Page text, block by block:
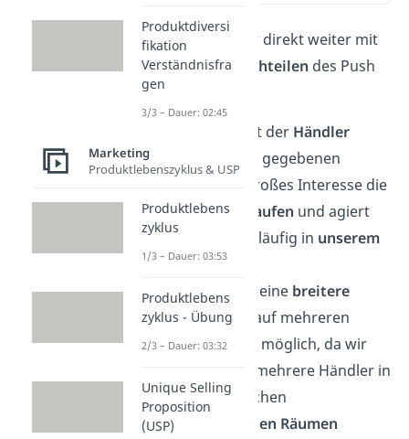
Dann machen wir direkt weiter mit
denVor- und Nachteilen des Push
Prinzips.
Zum einen hat der Händler
durch die ihm gegebenen
ein großes Interesse die
Ware zuverkaufen und agiert
somit zwangsläufig in unserem
Interesse.
Außerdem ist eine breitere
Distribution
auf mehreren
Absatzwegen
möglich, da wir
ganz einfach mehrere Händler in
unterschiedlichen
geographischen Räumen
Produktdiversi
fikation
Verständnisfra
gen
3/3 – Dauer: 02:45
Marketing
Produktlebenszyklus & USP
Produktlebens
zyklus
1/3 – Dauer: 03:53
Produktlebens
zyklus - Übung
2/3 – Dauer: 03:32
Unique Selling
Proposition
(USP)